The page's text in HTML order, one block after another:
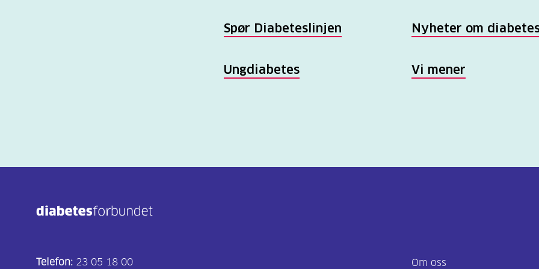
Spør Diabeteslinjen Nyheter om
Ungdiabetes Vi mener
Telefon: 23 05 18 00 Om oss